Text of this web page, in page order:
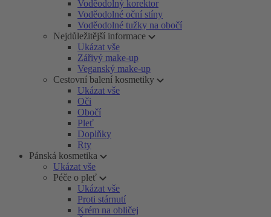
Voděodolný korektor
Voděodolné oční stíny
Voděodolné tužky na obočí
Nejdůležitější informace
Ukázat vše
Zářivý make-up
Veganský make-up
Cestovní balení kosmetiky
Ukázat vše
Oči
Obočí
Pleť
Doplňky
Rty
Pánská kosmetika
Ukázat vše
Péče o pleť
Ukázat vše
Proti stárnutí
Krém na obličej